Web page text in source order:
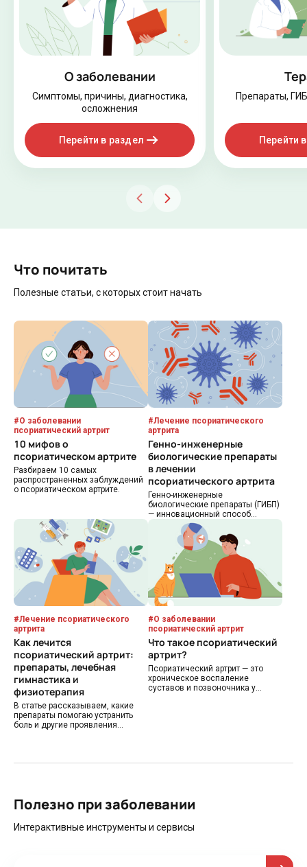
О заболевании
Симптомы, причины, диагностика,
осложнения
Перейти в раздел
Препараты,
Перейти
Что почитать
Полезные статьи, с которых стоит начать
#О заболевании
псориатический артрит
10 мифов о
псориатическом артрите
Разбираем 10 самых
распространенных заблуждений
о псориатическом артрите.
#Лечение псориатического
артрита
Генно-инженерные
биологические препараты
в лечении
псориатического артрита
Генно-инженерные
биологические препараты (ГИБП)
— инновационный способ
лечения аутоиммунных
заболеваний. Рассказываем, что
это за лекарства, как они
останавливают воспаление и
какие ГИБП применяют в терапии
псориатического артрита.
#Лечение псориатического
артрита
Как лечится
псориатический артрит:
препараты, лечебная
гимнастика и
физиотерапия
В статье рассказываем, какие
препараты помогаю устранить
боль и другие проявления
также немедикаментозным
#О заболевании
псориатический артрит
Что такое псориатический
артрит?
Псориатический артрит — это
хроническое воспаление
суставов и позвоночника у
диагностике и лечении
Полезно при заболевании
Интерактивные инструменты и сервисы